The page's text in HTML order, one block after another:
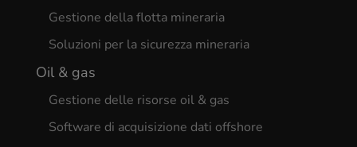
Gestione della flotta mineraria
Soluzioni per la sicurezza mineraria
Oil & gas
Gestione delle risorse oil & gas
Software di acquisizione dati offshore